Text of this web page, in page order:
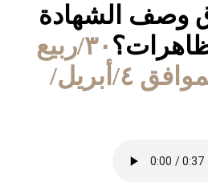
وصف الشهادة
٣٠/ربيع
الثاني/١٤٣٢ الموافق ٤/أبريل/